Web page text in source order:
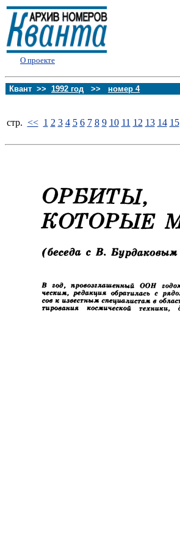
О проекте
Квант >> 1992 год >> номер 4
стp. << 1 2 3 4 5 6 7 8 9 10 11 12 13 14 15